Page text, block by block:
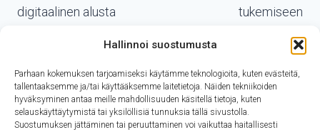
Hallinnoi suostumusta
Parhaan kokemuksen tarjoamiseksi käytämme teknologioita, kuten evästeitä,
tallentaaksemme ja/tai käyttääksemme laitetietoja. Näiden tekniikoiden
hyväksyminen antaa meille mahdollisuuden käsitellä tietoja, kuten
selauskäyttäytymistä tai yksilöllisiä tunnuksia tällä sivustolla.
Suostumuksen jättäminen tai peruuttaminen voi vaikuttaa haitallisesti
digitaalinen alusta
tukemiseen